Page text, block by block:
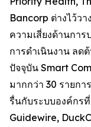
Bancorp ต่างไว้ว
ความเสี่ยงด้านกา
การดำเนินงาน ลด
ปัจจุบัน Smart
มากกว่า 30 รายก
รื่นกับระบบองค์กรที่
Guidewire,